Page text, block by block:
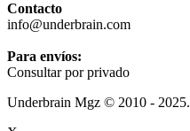
Contacto
info@underbrain.com
Para envíos:
Consultar por privado
Underbrain Mgz © 2010 - 2025.